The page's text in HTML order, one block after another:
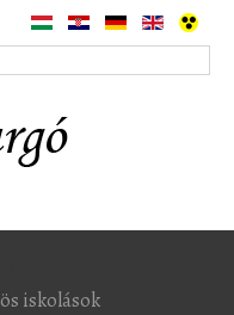
iskolások